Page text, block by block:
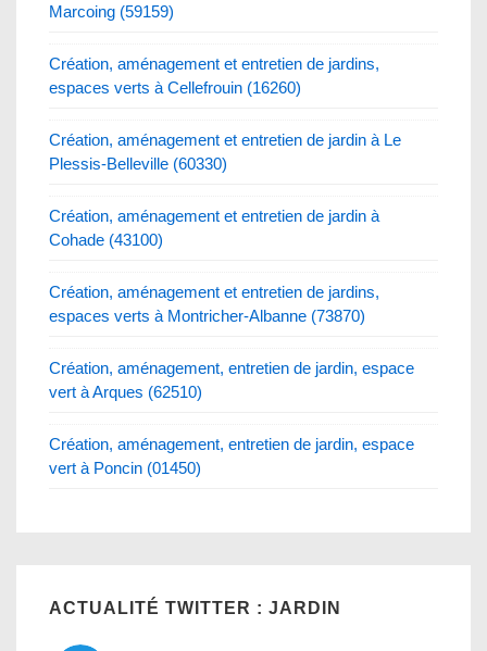
Marcoing (59159)
Création, aménagement et entretien de jardins,
espaces verts à Cellefrouin (16260)
Création, aménagement et entretien de jardin à Le
Plessis-Belleville (60330)
Création, aménagement et entretien de jardin à
Cohade (43100)
Création, aménagement et entretien de jardins,
espaces verts à Montricher-Albanne (73870)
Création, aménagement, entretien de jardin, espace
vert à Arques (62510)
Création, aménagement, entretien de jardin, espace
vert à Poncin (01450)
ACTUALITÉ TWITTER : JARDIN